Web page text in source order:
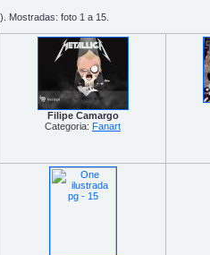
Mostradas: foto 1 a 15.
Filipe Camargo
Categoria: Fanart